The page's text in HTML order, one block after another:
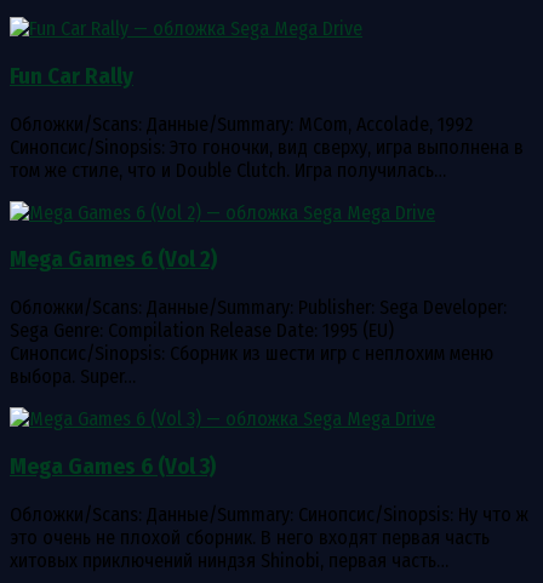
Fun Car Rally
Обложки/Scans: Данные/Summary: MCom, Accolade, 1992
Синопсис/Sinopsis: Это гоночки, вид сверху, игра выполнена в
том же стиле, что и Double Clutch. Игра получилась…
Mega Games 6 (Vol 2)
Обложки/Scans: Данные/Summary: Publisher: Sega Developer:
Sega Genre: Compilation Release Date: 1995 (EU)
Синопсис/Sinopsis: Сборник из шести игр с неплохим меню
выбора. Super…
Mega Games 6 (Vol 3)
Обложки/Scans: Данные/Summary: Синопсис/Sinopsis: Ну что ж
это очень не плохой сборник. В него входят первая часть
хитовых приключений ниндзя Shinobi, первая часть…